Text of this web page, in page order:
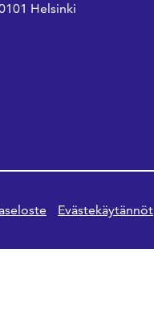
Helsinki
Evästekäytännöt